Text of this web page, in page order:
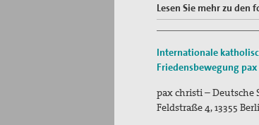
Lesen Sie mehr zu den
Internationale
Friedensbewegung
pax christi – Deutsche
Feldstraße 4,13355